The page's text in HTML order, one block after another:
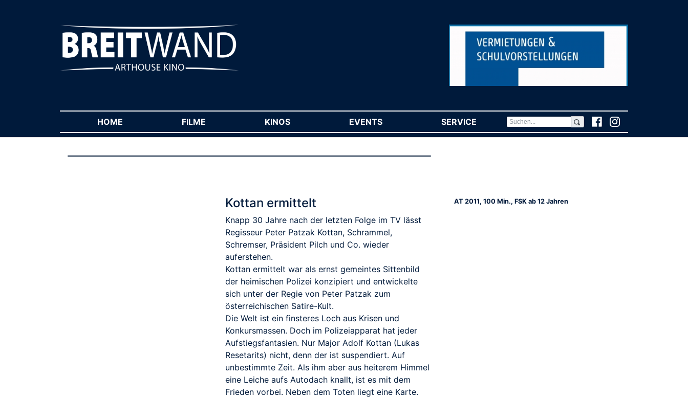
HOME FILME KINOS EVENTS SERVICE (CURRENT)
TRAILER
Kottan ermittelt
Knapp 30 Jahre nach der letzten Folge im TV lässt
Regisseur Peter Patzak Kottan, Schrammel,
Schremser, Präsident Pilch und Co. wieder
auferstehen.
Kottan ermittelt war als ernst gemeintes Sittenbild
der heimischen Polizei konzipiert und entwickelte
sich unter der Regie von Peter Patzak zum
österreichischen Satire-Kult.
Die Welt ist ein finsteres Loch aus Krisen und
Konkursmassen. Doch im Polizeiapparat hat jeder
Aufstiegsfantasien. Nur Major Adolf Kottan (Lukas
Resetarits) nicht, denn der ist suspendiert. Auf
unbestimmte Zeit. Als ihm aber aus heiterem Himmel
eine Leiche aufs Autodach knallt, ist es mit dem
Frieden vorbei. Neben dem Toten liegt eine Karte.
AT 2011, 100 Min., FSK ab 12 Jahren